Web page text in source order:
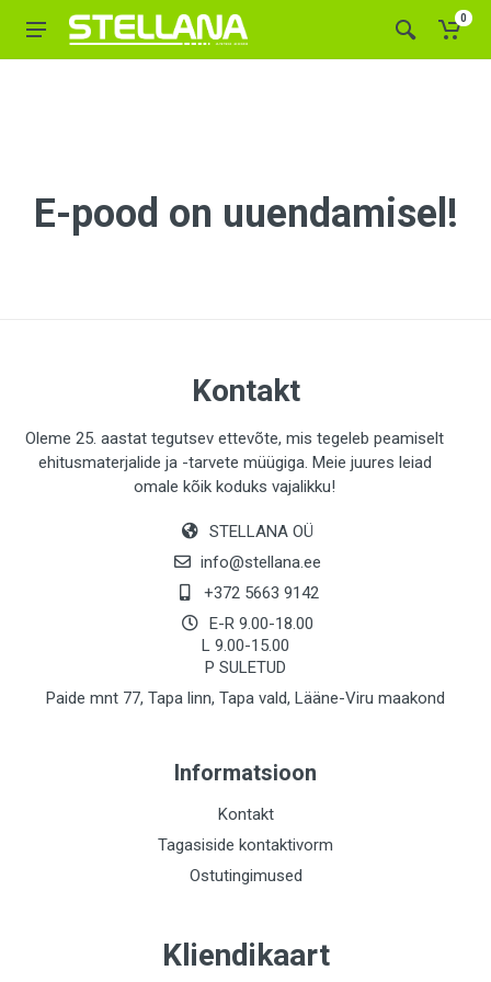
0
E-pood on uuendamisel!
Kontakt
Oleme 25. aastat tegutsev ettevõte, mis tegeleb peamiselt
ehitusmaterjalide ja -tarvete müügiga. Meie juures leiad
omale kõik koduks vajalikku!
STELLANA OÜ
info@stellana.ee
+372 5663 9142
E-R 9.00-18.00
L 9.00-15.00
P SULETUD
Paide mnt 77, Tapa linn, Tapa vald, Lääne-Viru maakond
Informatsioon
Kontakt
Tagasiside kontaktivorm
Ostutingimused
Kliendikaart